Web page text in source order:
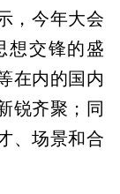
，今年大会
想交锋的盛
在内的国内
锐齐聚；同
、场景和合